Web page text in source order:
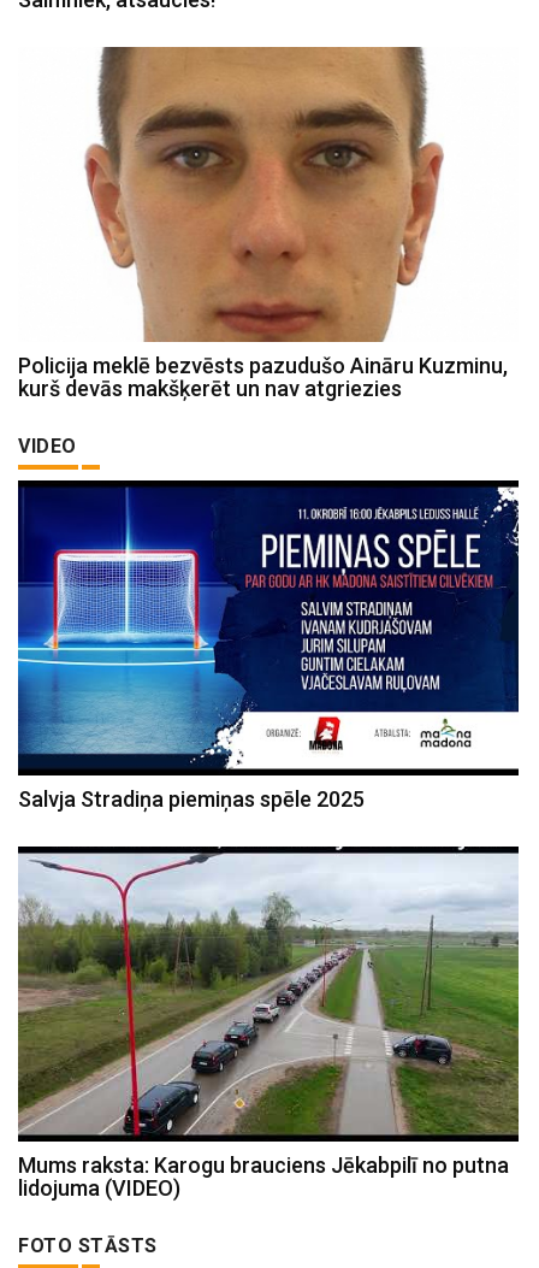
Policija meklē bezvēsts pazudušo Aināru Kuzminu,
kurš devās makšķerēt un nav atgriezies
VIDEO
Salvja Stradiņa piemiņas spēle 2025
Mums raksta: Karogu brauciens Jēkabpilī no putna
lidojuma (VIDEO)
FOTO STĀSTS